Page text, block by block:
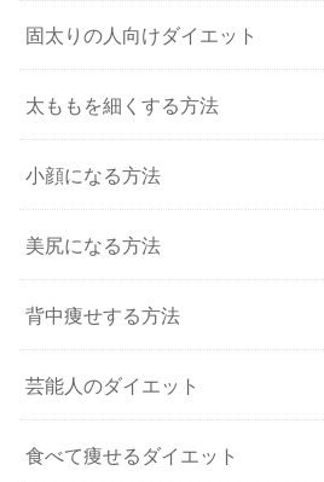
固太りの人向けダイエット
太ももを細くする方法
小顔になる方法
美尻になる方法
背中痩せする方法
芸能人のダイエット
食べて痩せるダイエット